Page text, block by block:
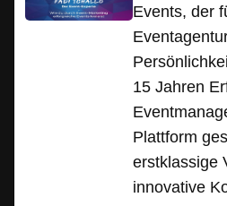
Events, der
15 Jahren
Plattform
erstklassige
innovative